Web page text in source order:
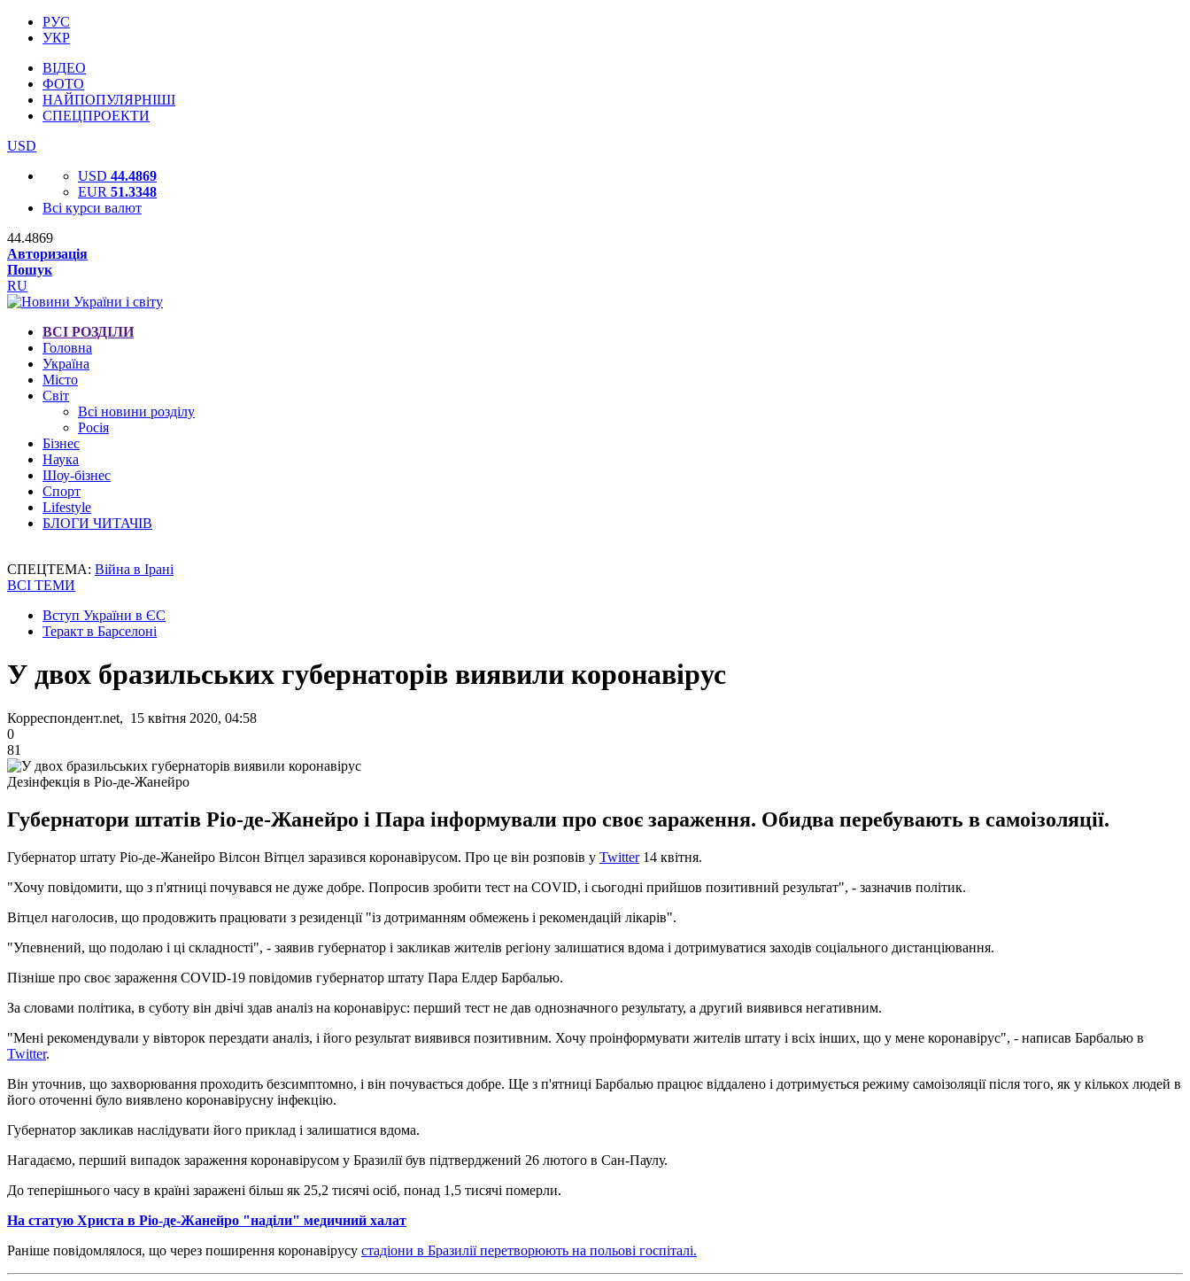
РУС
УКР
ВІДЕО
ФОТО
НАЙПОПУЛЯРНІШІ
СПЕЦПРОЕКТИ
USD
USD 44.4869
EUR 51.3348
Всі курси валют
44.4869
Авторизація
Пошук
RU
ВСІ РОЗДІЛИ
Головна
Україна
Місто
Світ
Всі новини розділу
Росія
Бізнес
Наука
Шоу-бізнес
Спорт
Lifestyle
БЛОГИ ЧИТАЧІВ
СПЕЦТЕМА: Війна в Ірані
ВСІ ТЕМИ
Вступ України в ЄС
Теракт в Барселоні
У двох бразильських губернаторів виявили коронавірус
Корреспондент.net, 15 квітня 2020, 04:58
0
81
Дезінфекція в Ріо-де-Жанейро
Губернатори штатів Ріо-де-Жанейро і Пара інформували про своє зараження. Обидва перебувають в самоізоляції.
Губернатор штату Ріо-де-Жанейро Вілсон Вітцел заразився коронавірусом. Про це він розповів у Twitter14 квітня.
"Хочу повідомити, що з п'ятниці почувався не дуже добре. Попросив зробити тест на COVID, і сьогодні прийшов позитивний результат", - зазначив політик.
Вітцел наголосив, що продовжить працювати з резиденції "із дотриманням обмежень і рекомендацій лікарів".
"Упевнений, що подолаю і ці складності", - заявив губернатор і закликав жителів регіону залишатися вдома і дотримуватися заходів соціального дистанціювання.
Пізніше про своє зараження COVID-19 повідомив губернатор штату Пара Елдер Барбалью.
За словами політика, в суботу він двічі здав аналіз на коронавірус: перший тест не дав однозначного результату, а другий виявився негативним.
"Мені рекомендували у вівторок перездати аналіз, і його результат виявився позитивним. Хочу проінформувати жителів штату і всіх інших, що у мене коронавірус", - написав Барбалью в
Twitter.
Він уточнив, що захворювання проходить безсимптомно, і він почувається добре. Ще з п'ятниці Барбалью працює віддалено і дотримується режиму самоізоляції після того, як у кількох людей в
його оточенні було виявлено коронавірусну інфекцію.
Губернатор закликав наслідувати його приклад і залишатися вдома.
Нагадаємо, перший випадок зараження коронавірусом у Бразилії був підтверджений 26 лютого в Сан-Паулу.
До теперішнього часу в країні заражені більш як 25,2 тисячі осіб, понад 1,5 тисячі померли.
На статую Христа в Ріо-де-Жанейро "наділи" медичний халат
Раніше повідомлялося, що через поширення коронавірусу стадіони в Бразилії перетворюють на польові госпіталі.